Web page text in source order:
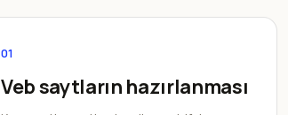
01
Veb saytların hazırlanması